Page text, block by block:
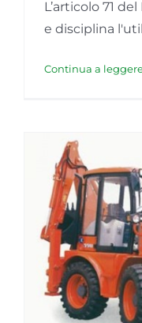
L’articolo 71
e disciplina
Continua a